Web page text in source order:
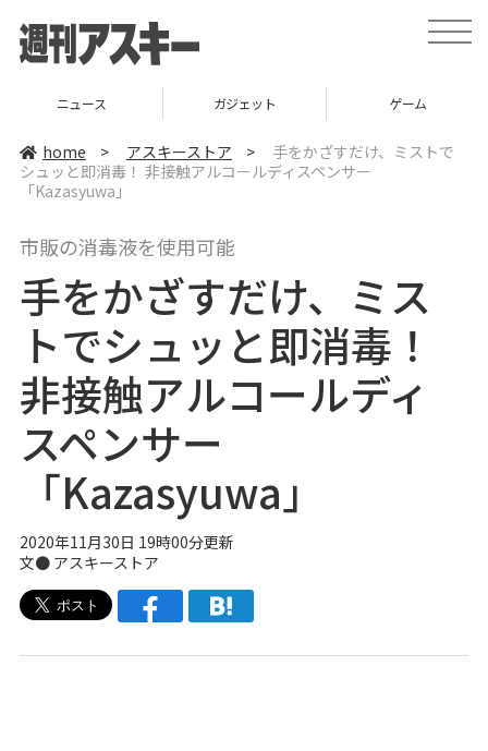
t
o
v
ニュース ガジェット ゲーム
home > アスキーストア >
手をかざすだけ、ミストで
シュッと即消毒！ 非接触アルコールディスペンサー
「Kazasyuwa」
市販の消毒液を使用可能
手をかざすだけ、ミス
トでシュッと即消毒！
非接触アルコールディ
スペンサー
「Kazasyuwa」
2020年11月30日 19時00分更新
文● アスキーストア